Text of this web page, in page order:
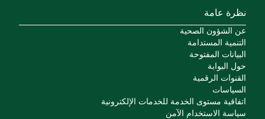
نظرة عامة
عن الشؤون الصحية
التنمية المستدامة
البيانات المفتوحة
حول البوابة
القنوات الرقمية
السياسات
اتفاقية مستوى الخدمة للخدمات الإلكترونية
سياسة الاستخدام الآمن